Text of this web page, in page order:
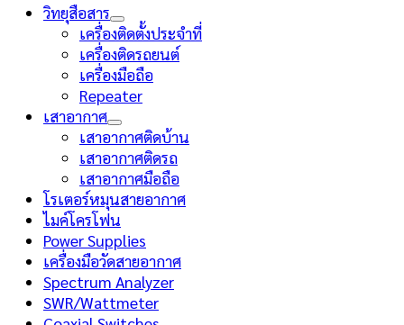
วิทยุสือสาร
เครื่องติดตั้งประจำที่
เครื่องติดรถยนต์
เครื่องมือถือ
Repeater
เสาอากาศ
เสาอากาศติดบ้าน
เสาอากาศติดรถ
เสาอากาศมือถือ
โรเตอร์หมุนสายอากาศ
ไมค์โครโฟน
Power Supplies
เครื่องมือวัดสายอากาศ
Spectrum Analyzer
SWR/Wattmeter